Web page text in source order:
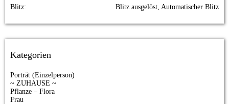
Blitz
Blitz ausgelöst, Automatischer Blitz
Kategorien
Porträt (Einzelperson)
~ ZUHAUSE ~
Pflanze – Flora
Frau